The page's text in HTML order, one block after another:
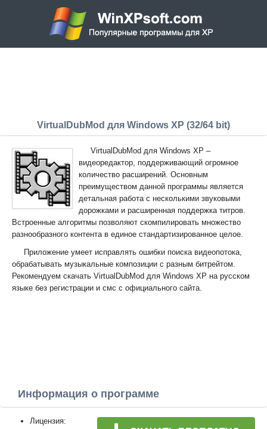
VirtualDubMod для Windows XP (32/64 bit)
VirtualDubMod для Windows XP –
видеоредактор, поддерживающий огромное
количество расширений. Основным
преимуществом данной программы является
детальная работа с несколькими звуковыми
дорожками и расширенная поддержка титров.
Встроенные алгоритмы позволяют скомпилировать множество
разнообразного контента в единое стандартизированное целое.
Приложение умеет исправлять ошибки поиска видеопотока,
обрабатывать музыкальные композиции с разным битрейтом.
Рекомендуем скачать VirtualDubMod для Windows XP на русском
языке без регистрации и смс с официального сайта.
Информация о программе
Лицензия: